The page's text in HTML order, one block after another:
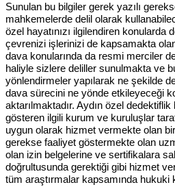
Sunulan bu bilgiler gerek yazılı
mahkemelerde delil olarak
özel hayatınızı ilgilendiren konularda
çevrenizi işlerinizi de kapsamakta
dava konularında da resmi merciler
haliyle sizlere deliller sunulmakta ve
yönlendirmeler yapılarak ne şekilde
dava sürecini ne yönde etkileyeceği
aktarılmaktadır. Aydın özel
gösteren ilgili kurum ve kuruluşlar
uygun olarak hizmet vermekte olan
gerekse faaliyet göstermekte olan
olan izin belgelerine ve sertifikalara
doğrultusunda gerektiği gibi hizmet
tüm araştırmalar kapsamında hukuki